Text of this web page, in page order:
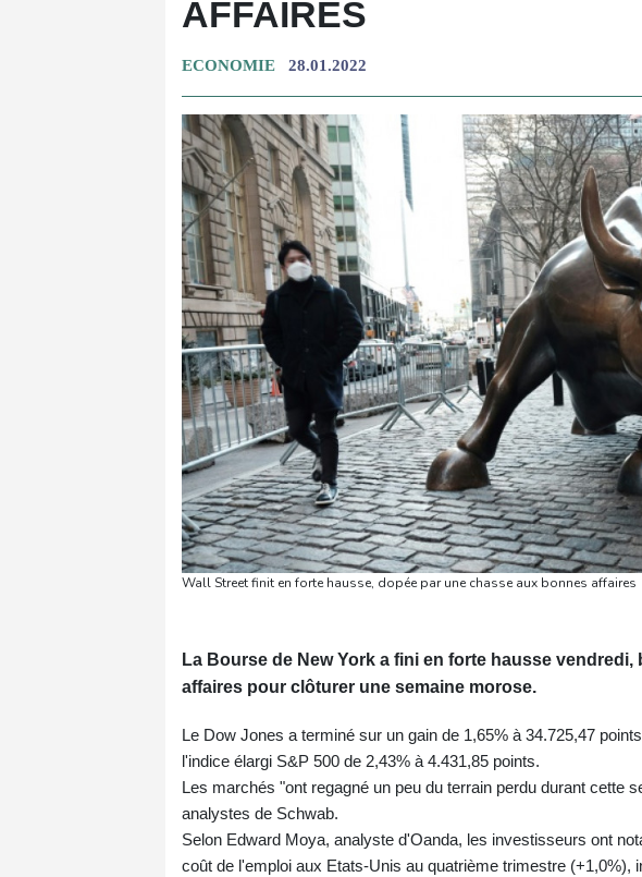
AFFAIRES
ECONOMIE 28.01.2022
Wall Street finit en forte hausse, dopée par une chasse aux bonnes affaires
La Bourse de New York a fini en forte hausse
affaires pour clôturer une semaine morose.
Le Dow Jones a terminé sur un gain de 1,65% à 34.725,47
l'indice élargi S&P 500 de 2,43% à 4.431,85 points.
Les marchés "ont regagné un peu du terrain perdu durant cette
analystes de Schwab.
Selon Edward Moya, analyste d'Oanda, les investisseurs ont
coût de l'emploi aux Etats-Unis au quatrième trimestre (+1,0%),